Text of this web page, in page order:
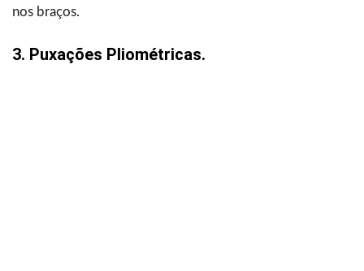
nos braços.
3. Puxações Pliométricas.